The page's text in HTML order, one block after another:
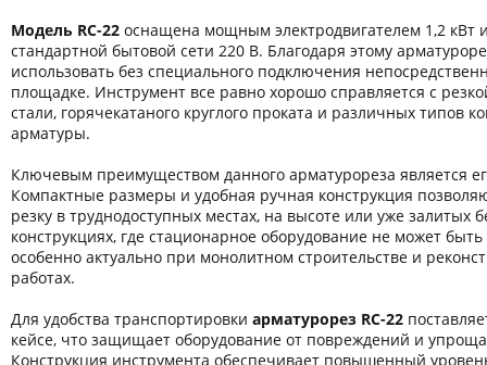
Модель RC-22 оснащена мощным электродвигателем 1,2 кВт
стандартной бытовой сети 220 В. Благодаря этому
использовать без специального подключения
площадке. Инструмент все равно хорошо справляется с
стали, горячекатаного круглого проката и различных типов
арматуры.
Ключевым преимуществом данного арматурореза является
Компактные размеры и удобная ручная конструкция
резку в труднодоступных местах, на высоте или уже залитых
конструкциях, где стационарное оборудование не может
особенно актуально при монолитном строительстве и
работах.
Для удобства транспортировки арматурорез RC-22
кейсе, что защищает оборудование от повреждений и
Конструкция инструмента обеспечивает повышенный